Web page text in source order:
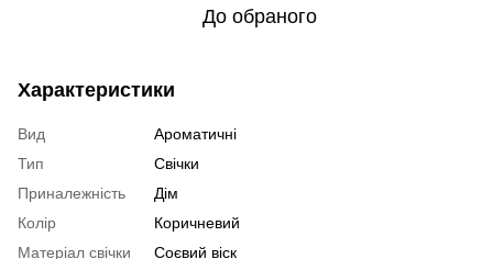
До обраного
Характеристики
Вид
Ароматичні
Тип
Свічки
Приналежність
Дім
Колір
Коричневий
Матеріал свічки
Соєвий віск